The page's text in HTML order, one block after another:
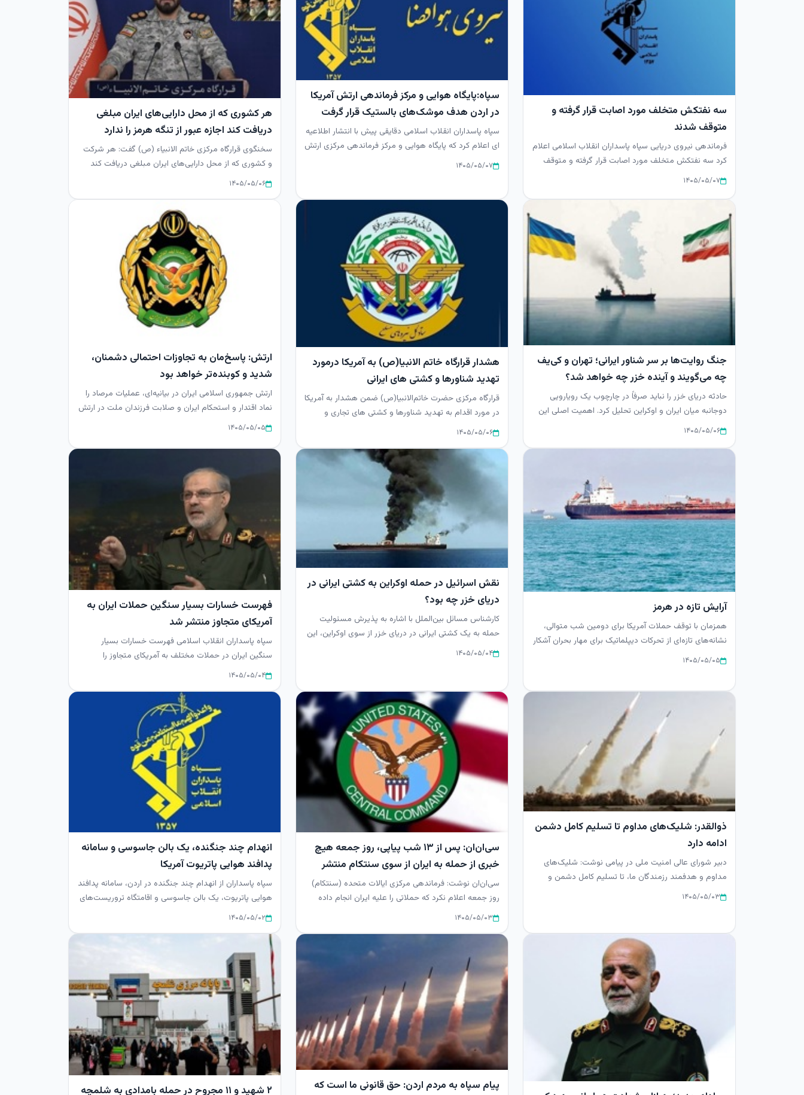
سه نفتکش متخلف مورد اصابت قرار گرفته و
متوقف شدند
فرماندهی نیروی دریایی سپاه پاسداران انقلاب اسلامی اعلام
کرد سه نفتکش متخلف مورد اصابت قرار گرفته و متوقف
شدند.
۱۴۰۵/۰۵/۰۷
سپاه:پایگاه هوایی و مرکز فرماندهی ارتش آمریکا
در اردن هدف موشک‌های بالستیک قرار گرفت
سپاه پاسداران انقلاب اسلامی دقایقی پیش با انتشار اطلاعیه
ای اعلام کرد که پایگاه هوایی و مرکز فرماندهی مرکزی ارتش
آمریکا ...
۱۴۰۵/۰۵/۰۷
هر کشوری که از محل دارایی‌های ایران مبلغی
دریافت کند اجازه عبور از تنگه هرمز را ندارد
سخنگوی قرارگاه مرکزی خاتم الانبیاء (ص) گفت: هر شرکت
و کشوری که از محل دارایی‌های ایران مبلغی دریافت کند
اجازه عبور از تن...
۱۴۰۵/۰۵/۰۶
جنگ روایت‌ها بر سر شناور ایرانی؛ تهران و کی‌یف
چه می‌گویند و آینده خزر چه خواهد شد؟
حادثه دریای خزر را نباید صرفاً در چارچوب یک رویارویی
دوجانبه میان ایران و اوکراین تحلیل کرد. اهمیت اصلی این
رخداد در آن ...
۱۴۰۵/۰۵/۰۶
هشدار قرارگاه خاتم الانبیا(ص) به آمریکا درمورد
تهدید شناورها و کشتی های ایرانی
قرارگاه مرکزی حضرت خاتم‌الانبیا(ص) ضمن هشدار به آمریکا
در مورد اقدام به تهدید شناورها و کشتی های تجاری و
نفتکش ایرانی در...
۱۴۰۵/۰۵/۰۶
ارتش: پاسخ‌مان به تجاوزات احتمالی دشمنان،
شدید و کوبنده‌تر خواهد بود
ارتش جمهوری اسلامی ایران در بیانیه‌ای، عملیات مرصاد را
نماد اقتدار و استحکام ایران و صلابت فرزندان ملت در ارتش
برای دفاع...
۱۴۰۵/۰۵/۰۵
آرایش تازه در هرمز
همزمان با توقف حملات آمریکا برای دومین شب متوالی،
نشانه‌های تازه‌ای از تحرکات دیپلماتیک برای مهار بحران آشکار
شده است. ف...
۱۴۰۵/۰۵/۰۵
نقش اسرائیل در حمله اوکراین به کشتی ایرانی در
دریای خزر چه بود؟
کارشناس مسائل بین‌الملل با اشاره به پذیرش مسئولیت
حمله به یک کشتی ایرانی در دریای خزر از سوی اوکراین، این
اقدام را فراتر...
۱۴۰۵/۰۵/۰۴
فهرست خسارات بسیار سنگین حملات ایران به
آمریکای متجاوز منتشر شد
سپاه پاسداران انقلاب اسلامی فهرست خسارات بسیار
سنگین ایران در حملات مختلف به آمریکای متجاوز را
منتشرکرد.
۱۴۰۵/۰۵/۰۴
ذوالقدر: شلیک‌های مداوم تا تسلیم کامل دشمن
ادامه دارد
دبیر شورای عالی امنیت ملی در پیامی نوشت: شلیک‌های
مداوم و هدفمند رزمندگان ما، تا تسلیم کامل دشمن و
گرفتن انتقام خون کودک...
۱۴۰۵/۰۵/۰۳
سی‌ان‌ان: پس از ۱۳ شب پیاپی، روز جمعه هیچ
خبری از حمله به ایران از سوی سنتکام منتشر
نشد
سی‌ان‌ان نوشت: فرماندهی مرکزی ایالات متحده (سنتکام)
روز جمعه اعلام نکرد که حملاتی را علیه ایران انجام داده
است، در حالی ...
۱۴۰۵/۰۵/۰۳
انهدام چند جنگنده، یک بالن جاسوسی و سامانه
پدافند هوایی پاتریوت آمریکا
سپاه پاسداران از انهدام چند جنگنده در اردن، سامانه پدافند
هوایی پاتریوت، یک بالن جاسوسی و اقامتگاه تروریست‌های
آمریکایی ...
۱۴۰۵/۰۵/۰۲
پیام سپاه به مردم اردن: حق قانونی ما است که
۲ شهید و ۱۱ مجروح در حمله بامدادی به شلمچه